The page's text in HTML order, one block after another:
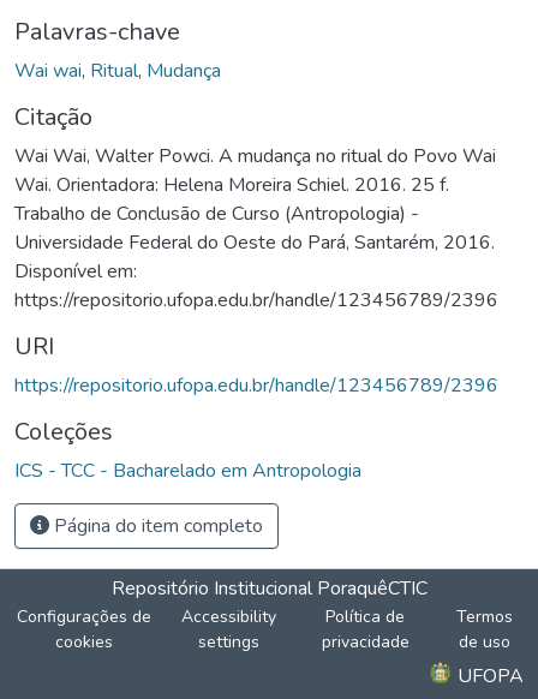
Palavras-chave
Wai wai, Ritual, Mudança
Citação
Wai Wai, Walter Powci. A mudança no ritual do Povo Wai
Wai. Orientadora: Helena Moreira Schiel. 2016. 25 f.
Trabalho de Conclusão de Curso (Antropologia) -
Universidade Federal do Oeste do Pará, Santarém, 2016.
Disponível em:
https://repositorio.ufopa.edu.br/handle/123456789/2396
URI
https://repositorio.ufopa.edu.br/handle/123456789/2396
Coleções
ICS - TCC - Bacharelado em Antropologia
Página do item completo
Repositório Institucional PoraquêCTIC
Configurações de
cookies
Accessibility
settings
Política de
privacidade
Termos
de uso
UFOPA